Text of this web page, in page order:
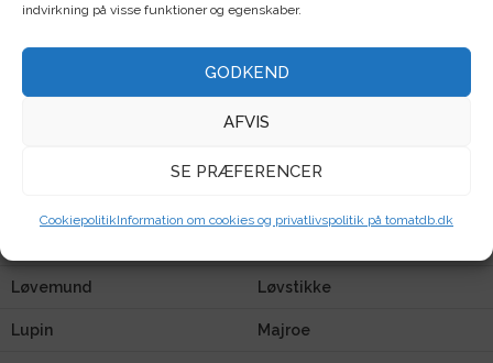
indvirkning på visse funktioner og egenskaber.
GODKEND
AFVIS
SE PRÆFERENCER
CookiepolitikInformation om cookies og privatlivspolitik på tomatdb.dk
Klatreblomster
Koriander
Løvemund Løvstikke
Lupin Majroe